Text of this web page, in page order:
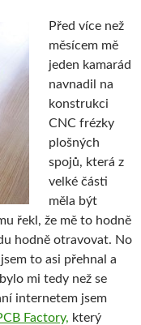
Před více než
měsícem mě
jeden kamarád
navnadil na
konstrukci
CNC frézky
plošných
spojů, která z
velké části
měla být
řekl, že mě to hodně
hodně otravovat. No
to asi přehnal a
mi tedy než se
internetem jsem
Factory, který